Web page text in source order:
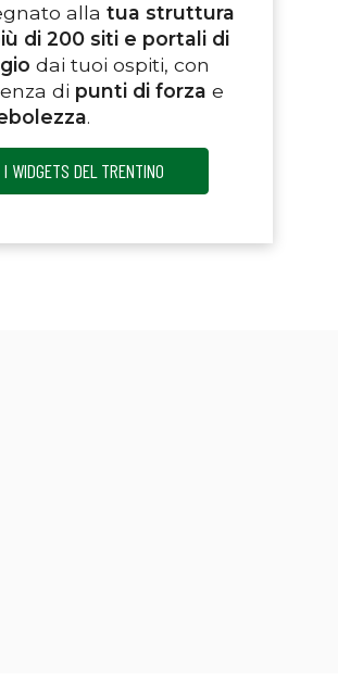
alla tua struttura
di 200 siti e portali di
dai tuoi ospiti, con
di punti di forza e
.
I WIDGETS DEL TRENTINO